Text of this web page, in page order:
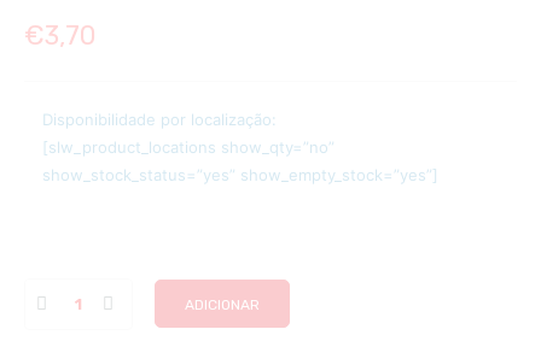
€3,70
Disponibilidade por localização:
[slw_product_locations show_qty=”no”
show_stock_status=”yes” show_empty_stock=”yes”]
ADICIONAR